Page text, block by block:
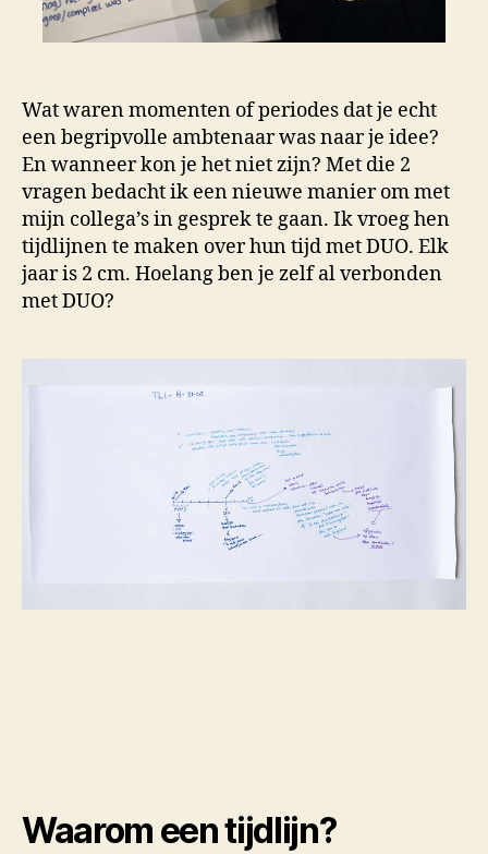
Wat waren momenten of periodes dat je echt
een begripvolle ambtenaar was naar je idee?
En wanneer kon je het niet zijn? Met die 2
vragen bedacht ik een nieuwe manier om met
mijn collega’s in gesprek te gaan. Ik vroeg hen
tijdlijnen te maken over hun tijd met DUO. Elk
jaar is 2 cm. Hoelang ben je zelf al verbonden
met DUO?
Waarom een tijdlijn?